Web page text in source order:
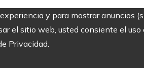
y para mostrar anuncios
el sitio web, usted consiente el
Privacidad.